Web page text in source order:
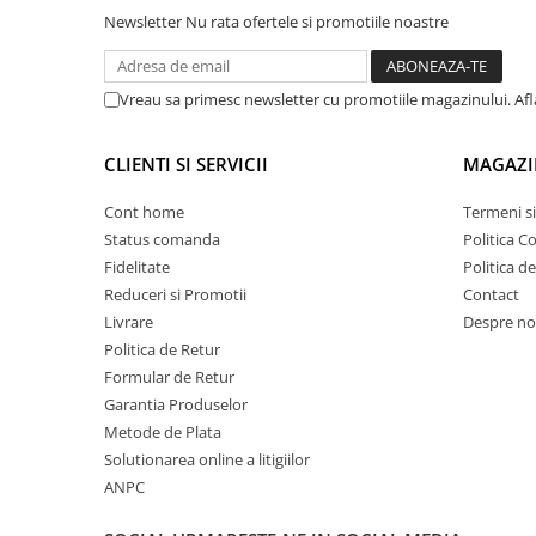
Lampi de ceata
Lampi Gabarit LED
Lampi gabarit auto si remorci
Lampi interior, Plafoniere
Lampi LED auto dedicate
Lampi numar Inmatriculare
Lampi Stop, Semnalizare & Triple
Lampi Fata cu Bec & Semnalizare
Lampi Fata LED & Semnalizare
Lampi Spate cu Bec & Triple
Lampi Spate LED & Triple
Seturi Lampi Spate Triple
Lumini de Zi, DRL
Newsletter Nu rata ofertele si promotiile noastre
Vreau sa primesc newsletter cu promotiile magazinului.
CLIENTI SI SERVICII
Cont home
Status comanda
Fidelitate
Reduceri si Promotii
Livrare
Politica de Retur
Formular de Retur
Garantia Produselor
Metode de Plata
Solutionarea online a litigiilor
ANPC
Termeni
Politica
Politica
Contact
Despre